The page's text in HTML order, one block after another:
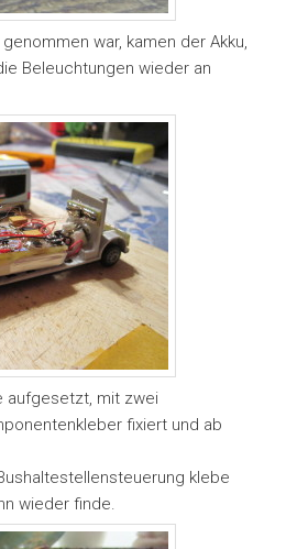
war, kamen der Akku,
Beleuchtungen wieder an
aufgesetzt, mit zwei
fixiert und ab
klebe
wieder finde.